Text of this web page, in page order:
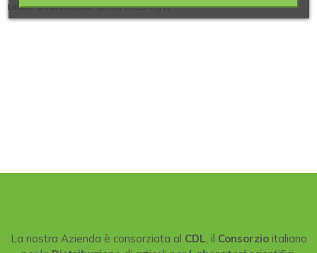
Limite di rilevazione: (LOD) 0,015 mg N
La nostra Azienda è consorziata al CDL , il Consorzioitaliano